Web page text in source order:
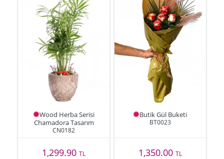
Wood Herba Serisi
Chamadora Tasarım
CN0182
1,299.90TL
Butik Gül Buketi
BT0023
1,350.00 TL